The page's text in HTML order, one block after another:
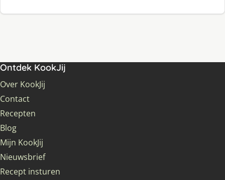
Ontdek KookJij
Over KookJij
Contact
Recepten
Blog
Mijn KookJij
Nieuwsbrief
Recept insturen